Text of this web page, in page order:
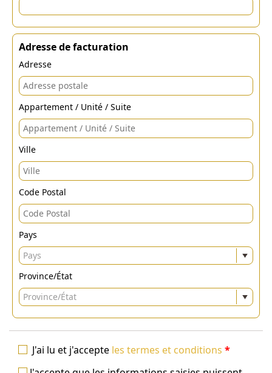
Adresse de facturation
Adresse
Appartement / Unité / Suite
Ville
Code Postal
Pays
Pays
Province/État
Province/État
J'ai lu et j'accepte les termes et conditions *